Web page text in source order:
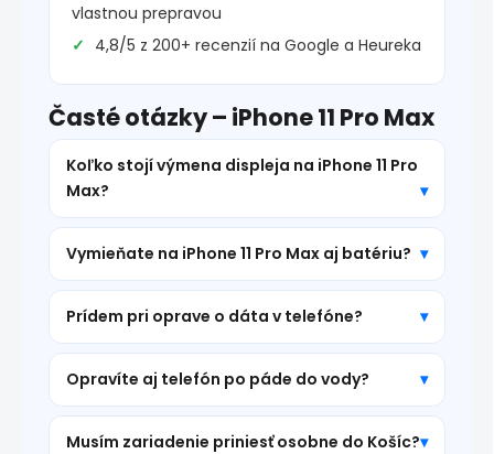
vlastnou prepravou
4,8/5 z 200+ recenzií na Google a Heureka
Časté otázky – iPhone 11 Pro Max
Koľko stojí výmena displeja na iPhone 11 Pro
Max?
Vymieňate na iPhone 11 Pro Max aj batériu?
Prídem pri oprave o dáta v telefóne?
Opravíte aj telefón po páde do vody?
Musím zariadenie priniesť osobne do Košíc?